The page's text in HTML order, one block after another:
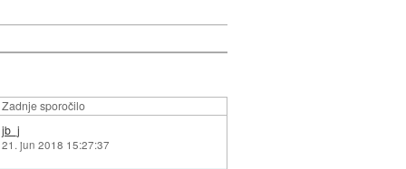
Zadnje sporočilo
jb_j
21. jun 2018 15:27:37